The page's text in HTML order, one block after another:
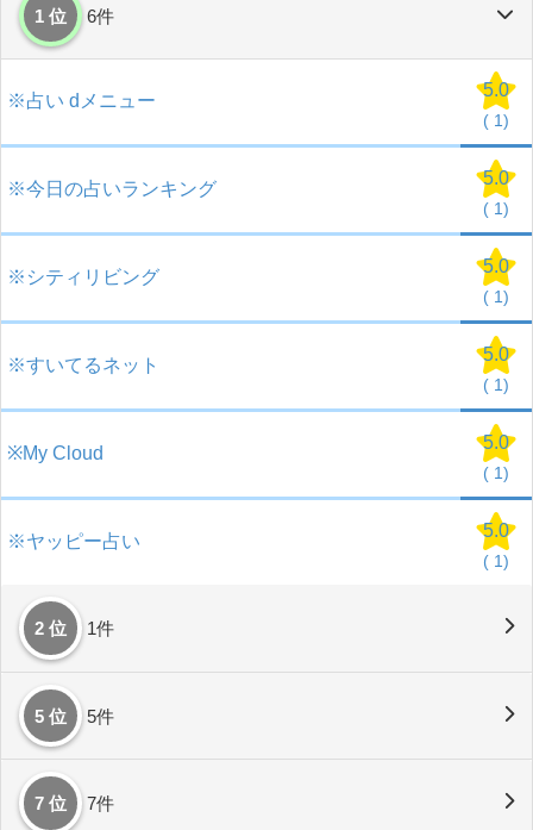
1 位 6件
※占い dメニュー
5.0
( 1)
※今日の占いランキング
5.0
( 1)
※シティリビング
5.0
( 1)
※すいてるネット
5.0
( 1)
※My Cloud
5.0
( 1)
※ヤッピー占い
5.0
( 1)
2 位 1件
5 位 5件
7 位 7件